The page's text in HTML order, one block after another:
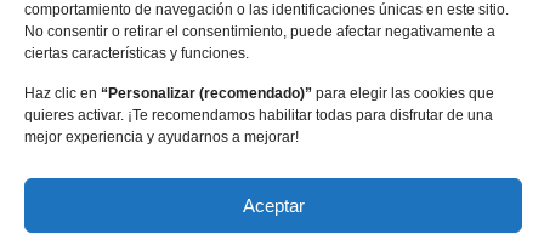
comportamiento de navegación o las identificaciones únicas en este sitio.
No consentir o retirar el consentimiento, puede afectar negativamente a
ciertas características y funciones.
Haz clic en “Personalizar (recomendado)” para elegir las cookies que
quieres activar. ¡Te recomendamos habilitar todas para disfrutar de una
mejor experiencia y ayudarnos a mejorar!
Aceptar